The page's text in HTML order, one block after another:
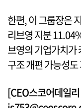
한편, 이 그룹장은
리브영 지분
브영의 기업가치가
구조 개편 가능성
[CEO스코어데일